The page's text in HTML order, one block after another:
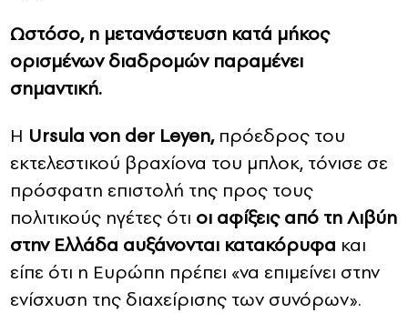
Ωστόσο, η μετανάστευση κατά μήκος
ορισμένων διαδρομών παραμένει
σημαντική.
Η Ursula von der Leyen,πρόεδρος του
εκτελεστικού βραχίονα του μπλοκ, τόνισε σε
πρόσφατη επιστολή της προς τους
πολιτικούς ηγέτες ότι οι αφίξεις από τη Λιβύη
στην Ελλάδα αυξάνονται κατακόρυφα και
είπε ότι η Ευρώπη πρέπει «να επιμείνει στην
ενίσχυση της διαχείρισης των συνόρων».